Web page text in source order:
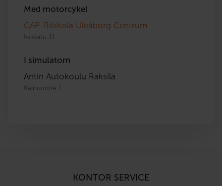
Med motorcykel
CAP-Bilskola Uleåborg Centrum
Isokatu 11
I simulatorn
Antin Autokoulu Raksila
Kainuuntie 1
KONTOR SERVICE